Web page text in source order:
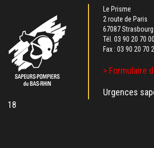
Le Prisme
2 route de Paris
67087 Strasbourg
Tél. 03 90 20 70 00
Fax : 03 90 20 70
> Formulaire
Urgences
18